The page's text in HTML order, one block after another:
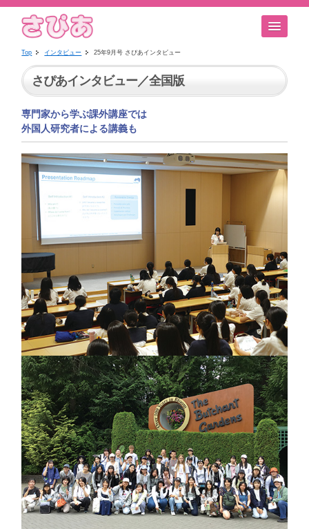
Top インタビュー 25年9月号 さぴあインタビュー
さぴあインタビュー／全国版
専門家から学ぶ課外講座では
外国人研究者による講義も